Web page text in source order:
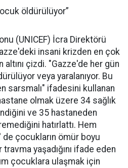
öldürülüyor”
(UNICEF) İcra Direktörü
insani krizden en çok
çizdi. "Gazze'de her gün
veya yaralanıyor. Bu
sarsmalı" ifadesini kullanan
olmak üzere 34 sağlık
ve 35 hastaneden
hatırlattı. Hem
çocukların ömür boyu
yaşadığını ifade eden
çocuklara ulaşmak için